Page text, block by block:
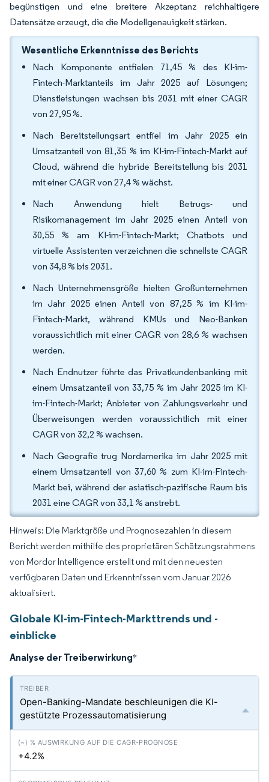
begünstigen und eine breitere Akzeptanz reichhaltigere
Datensätze erzeugt, die die Modellgenauigkeit stärken.
Wesentliche Erkenntnisse des Berichts
Nach Komponente entfielen 71,45 % des KI-im-
Fintech-Marktanteils im Jahr 2025 auf Lösungen;
Dienstleistungen wachsen bis 2031 mit einer CAGR
von 27,95 %.
Nach Bereitstellungsart entfiel im Jahr 2025 ein
Umsatzanteil von 81,35 % im KI-im-Fintech-Markt auf
Cloud, während die hybride Bereitstellung bis 2031
mit einer CAGR von 27,4 % wächst.
Nach Anwendung hielt Betrugs- und
Risikomanagement im Jahr 2025 einen Anteil von
30,55 % am KI-im-Fintech-Markt; Chatbots und
virtuelle Assistenten verzeichnen die schnellste CAGR
von 34,8 % bis 2031.
Nach Unternehmensgröße hielten Großunternehmen
im Jahr 2025 einen Anteil von 87,25 % im KI-im-
Fintech-Markt, während KMUs und Neo-Banken
voraussichtlich mit einer CAGR von 28,6 % wachsen
werden.
Nach Endnutzer führte das Privatkundenbanking mit
einem Umsatzanteil von 33,75 % im Jahr 2025 im KI-
im-Fintech-Markt; Anbieter von Zahlungsverkehr und
Überweisungen werden voraussichtlich mit einer
CAGR von 32,2 % wachsen.
Nach Geografie trug Nordamerika im Jahr 2025 mit
einem Umsatzanteil von 37,60 % zum KI-im-Fintech-
Markt bei, während der asiatisch-pazifische Raum bis
2031 eine CAGR von 33,1 % anstrebt.
Hinweis: Die Marktgröße und Prognosezahlen in diesem
Bericht werden mithilfe des proprietären Schätzungsrahmens
von Mordor Intelligence erstellt und mit den neuesten
verfügbaren Daten und Erkenntnissen vom Januar 2026
aktualisiert.
Globale KI-im-Fintech-Markttrends und -
einblicke
Analyse der Treiberwirkung*
Open-Banking-Mandate beschleunigen die KI-
gestützte Prozessautomatisierung
+4.2%